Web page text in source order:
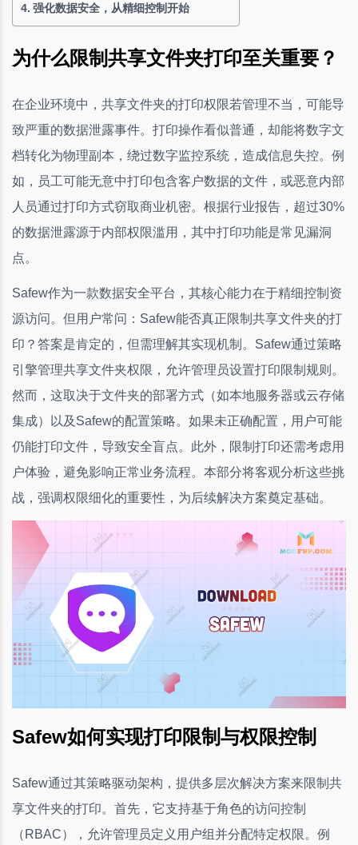
强化数据安全，从精细控制开始
为什么限制共享文件夹打印至关重要？
在企业环境中，共享文件夹的打印权限若管理不当，可能导
致严重的数据泄露事件。打印操作看似普通，却能将数字文
档转化为物理副本，绕过数字监控系统，造成信息失控。例
如，员工可能无意中打印包含客户数据的文件，或恶意内部
人员通过打印方式窃取商业机密。根据行业报告，超过30%
的数据泄露源于内部权限滥用，其中打印功能是常见漏洞
点。
Safew作为一款数据安全平台，其核心能力在于精细控制资
源访问。但用户常问：Safew能否真正限制共享文件夹的打
印？答案是肯定的，但需理解其实现机制。Safew通过策略
引擎管理共享文件夹权限，允许管理员设置打印限制规则。
然而，这取决于文件夹的部署方式（如本地服务器或云存储
集成）以及Safew的配置策略。如果未正确配置，用户可能
仍能打印文件，导致安全盲点。此外，限制打印还需考虑用
户体验，避免影响正常业务流程。本部分将客观分析这些挑
战，强调权限细化的重要性，为后续解决方案奠定基础。
Safew如何实现打印限制与权限控制
Safew通过其策略驱动架构，提供多层次解决方案来限制共
享文件夹的打印。首先，它支持基于角色的访问控制
（RBAC），允许管理员定义用户组并分配特定权限。例